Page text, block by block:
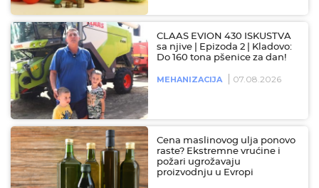
CLAAS EVION 430 ISKUSTVA
sa njive | Epizoda 2 | Kladovo:
Do 160 tona pšenice za dan!
MEHANIZACIJA 07.08.2026
Cena maslinovog ulja ponovo
raste? Ekstremne vrućine i
požari ugrožavaju
proizvodnju u Evropi